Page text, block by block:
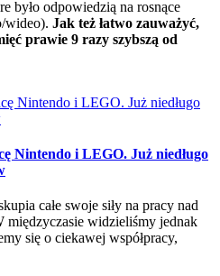
było odpowiedzią na rosnące
wideo). Jak też łatwo zauważyć,
prawie 9 razy szybszą od
Nintendo i LEGO. Już niedługo
całe swoje siły na pracy nad
widzieliśmy jednak
się o ciekawej współpracy,